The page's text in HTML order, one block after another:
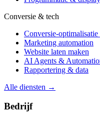
Conversie & tech
Conversie-
Marketing automation
Website laten maken
AI Agents &
Rapportering & data
Alle diensten →
Bedrijf